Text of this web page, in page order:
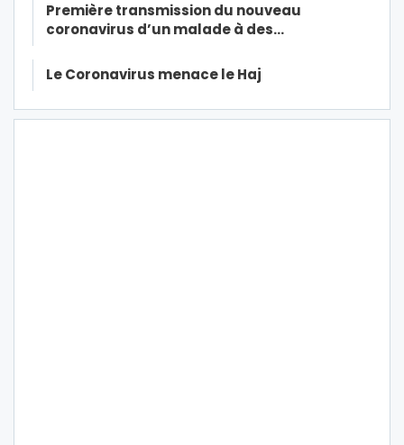
Première transmission du nouveau
coronavirus d’un malade à des…
Le Coronavirus menace le Haj